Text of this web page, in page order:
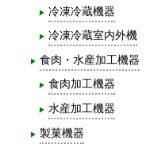
冷凍冷蔵機器
冷凍冷蔵室内外機
食肉・水産加工機器
食肉加工機器
水産加工機器
製菓機器